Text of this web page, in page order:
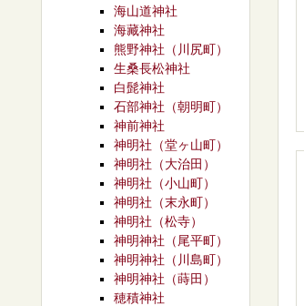
海山道神社
海藏神社
熊野神社（川尻町）
生桑長松神社
白髭神社
石部神社（朝明町）
神前神社
神明社（堂ヶ山町）
神明社（大治田）
神明社（小山町）
神明社（末永町）
神明社（松寺）
神明神社（尾平町）
神明神社（川島町）
神明神社（蒔田）
穂積神社